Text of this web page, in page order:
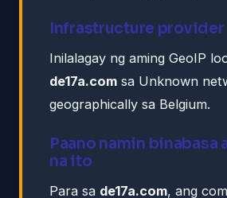
Infrastructure provider
Inilalagay ng aming GeoIP
de17a.com sa Unknown
geographically sa Belgium.
Paano namin binabasa
na ito
Para sa de17a.com, ang